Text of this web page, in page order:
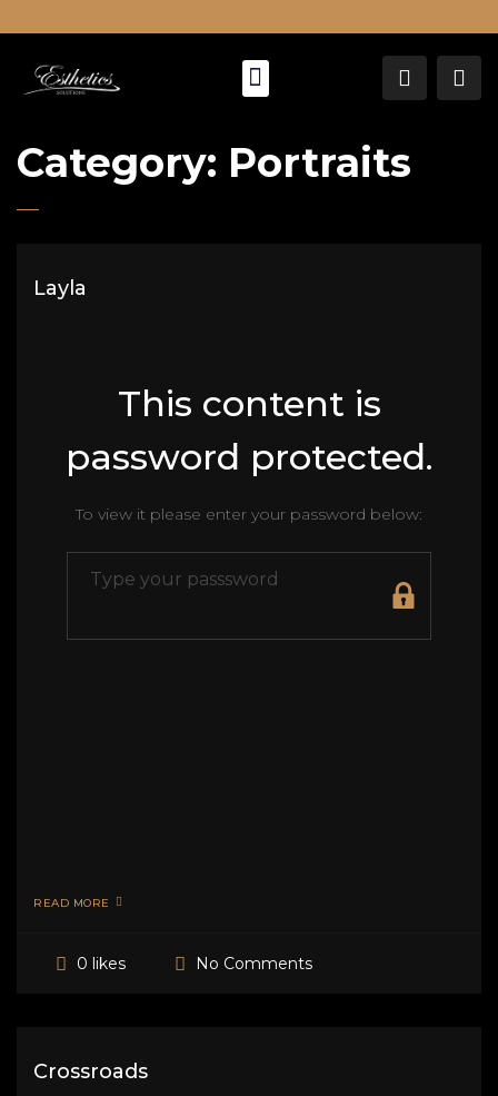
Category: Portraits
Layla
This content is
password protected.
To view it please enter your password below:
READ MORE
0 likes No Comments
Crossroads